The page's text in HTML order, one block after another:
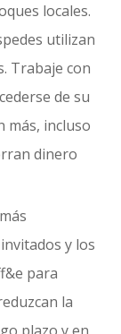
locales.
utilizan
Trabaje con
de su
más, incluso
dinero
y los
para
la